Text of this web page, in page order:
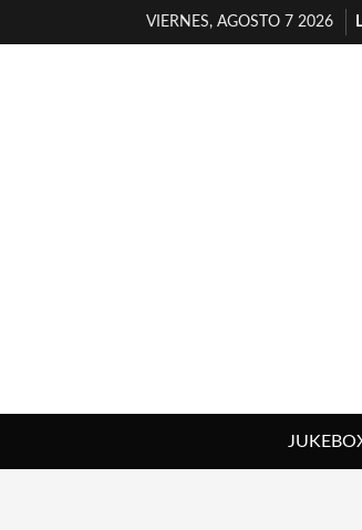
VIERNES, AGOSTO 7 2026